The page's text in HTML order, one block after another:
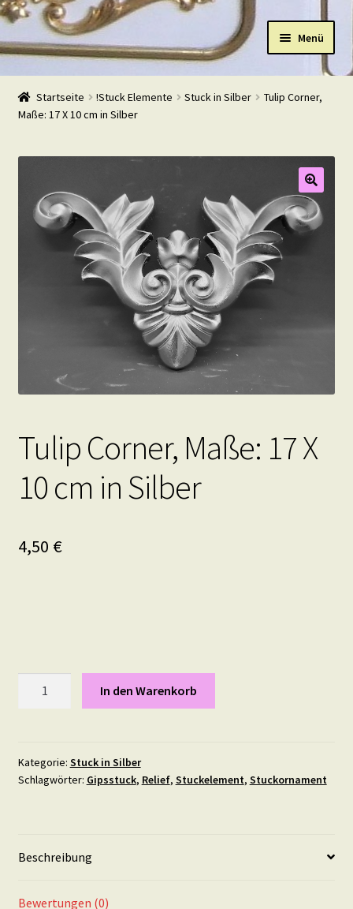
Navigation
Zum
Inhalt
Menü
Start
Shop
Warenkorb
Mein Konto
Startseite !Stuck Elemente Stuck in Silber
Tulip Corner,
Maße: 17 X 10 cm in Silber
Tulip Corner, Maße: 17 X
10 cm in Silber
4,50 €
X
10
Menge
In den Warenkorb
Kategorie: Stuck in Silber
Schlagwörter: Gipsstuck, Relief, Stuckelement, Stuckornament
Beschreibung
Bewertungen (0)